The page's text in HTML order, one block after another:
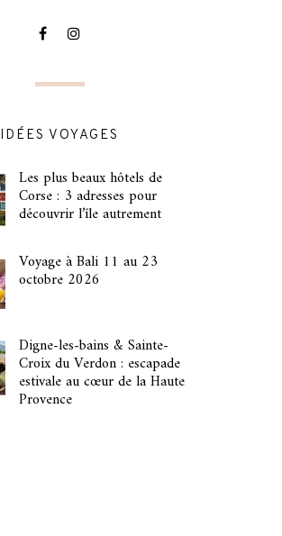
IDÉES VOYAGES
Les plus beaux hôtels de
Corse : 3 adresses pour
découvrir l’île autrement
Voyage à Bali 11 au 23
octobre 2026
Digne-les-bains & Sainte-
Croix du Verdon : escapade
estivale au cœur de la Haute
Provence